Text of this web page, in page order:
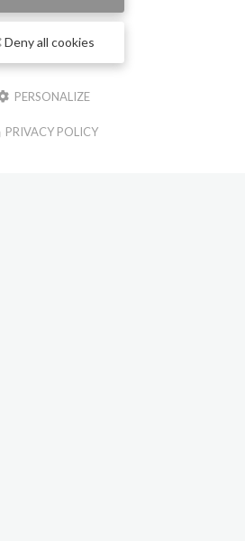
Deny all cookies
PERSONALIZE
PRIVACY POLICY